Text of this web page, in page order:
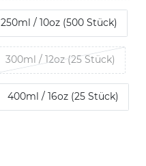
250ml / 10oz (500 Stück)
300ml / 12oz (25 Stück)
400ml / 16oz (25 Stück)